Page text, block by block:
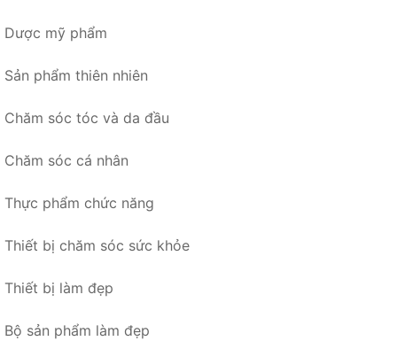
Dược mỹ phẩm
Sản phẩm thiên nhiên
Chăm sóc tóc và da đầu
Chăm sóc cá nhân
Thực phẩm chức năng
Thiết bị chăm sóc sức khỏe
Thiết bị làm đẹp
Bộ sản phẩm làm đẹp